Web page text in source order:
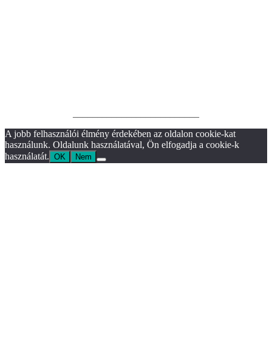
A jobb felhasználói élmény érdekében az oldalon cookie-kat
használunk. Oldalunk használatával, Ön elfogadja a cookie-k
használatát. OK Nem